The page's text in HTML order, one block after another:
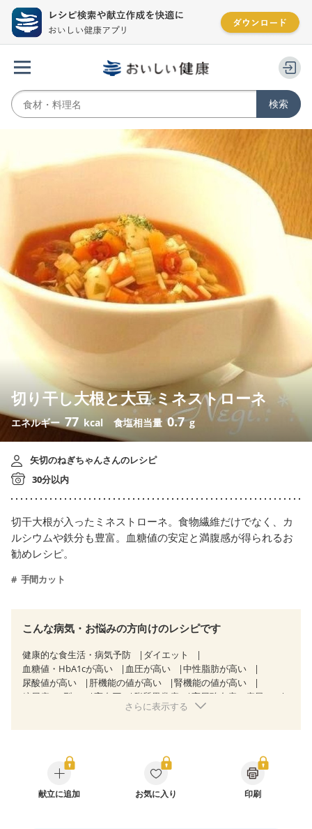
切り干し大根と大豆 ミネストローネ
エネルギー77 kcal 食塩相当量 0.7 g
矢切のねぎちゃんさんのレシピ
30分以内
切干大根が入ったミネストローネ。食物繊維だけでなく、カ
ルシウムや鉄分も豊富。血糖値の安定と満腹感が得られるお
勧めレシピ。
手間カット
こんな病気・お悩みの方向けのレシピです
健康的な食生活・病気予防
ダイエット
血糖値・HbA1cが高い
血圧が高い
中性脂肪が高い
尿酸値が高い
肝機能の値が高い
腎機能の値が高い
糖尿病（2型）
高血圧 脂質異常症
高尿酸血症（痛風）
心臓弁膜症 心不全
CKD（ステージ２）
CKD（ステージ３a）
乳がん（抗がん剤治療中）
乳がん（ホルモン療法中）
乳がん（放射線治療中）
さらに表示する
献立に追加 お気に入り 印刷